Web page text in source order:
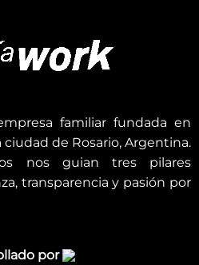
familiar fundada en
ciudad de Rosario, Argentina.
nos guian tres pilares
transparencia y pasión por
por